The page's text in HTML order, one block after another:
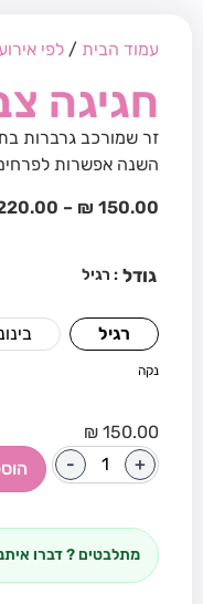
עמוד הבית / לפי
חגיגה
זר שמורכב גרברות
השנה אפשרות
₪ 150.00
–
גודל : רגיל
רגיל
נקה
₪ 150.00
-
+
מתלבטים ? דברו